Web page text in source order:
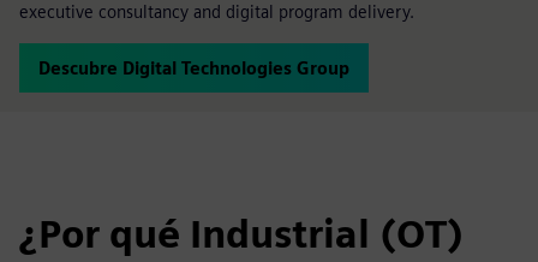
executive consultancy and digital program delivery.
Descubre Digital Technologies Group
¿Por qué Industrial (OT)